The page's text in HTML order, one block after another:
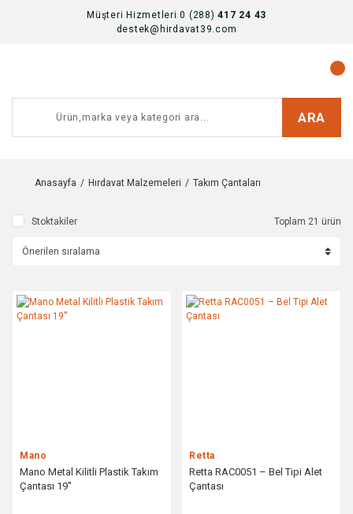
Müşteri Hizmetleri 0 (288)417 24 43
destek@hirdavat39.com
ARA
Anasayfa Hırdavat Malzemeleri Takım Çantaları
Stoktakiler Toplam 21 ürün
Mano
Mano Metal Kilitli Plastik Takım
Çantası 19''
Retta
Retta RAC0051 – Bel Tipi Alet
Çantası